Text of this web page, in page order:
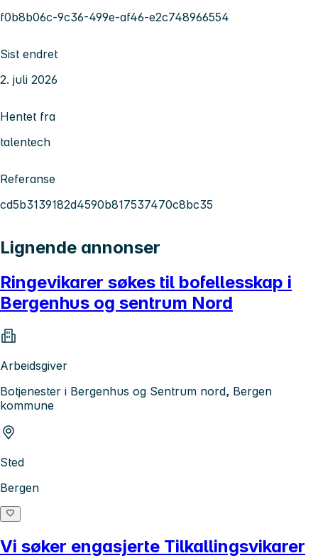
f0b8b06c-9c36-499e-af46-e2c748966554
Sist endret
2. juli 2026
Hentet fra
talentech
Referanse
cd5b3139182d4590b817537470c8bc35
Lignende annonser
Ringevikarer søkes til bofellesskap i
Bergenhus og sentrum Nord
Arbeidsgiver
Botjenester i Bergenhus og Sentrum nord, Bergen
kommune
Sted
Bergen
Vi søker engasjerte Tilkallingsvikarer